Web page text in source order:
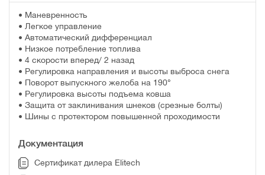
• Маневренность
• Легкое управление
• Автоматический дифференциал
• Низкое потребление топлива
• 4 скорости вперед/ 2 назад
• Регулировка направления и высоты выброса снега
• Поворот выпускного желоба на 190°
• Регулировка высоты подъема ковша
• Защита от заклинивания шнеков (срезные болты)
• Шины с протектором повышенной проходимости
Документация
Сертификат дилера Elitech